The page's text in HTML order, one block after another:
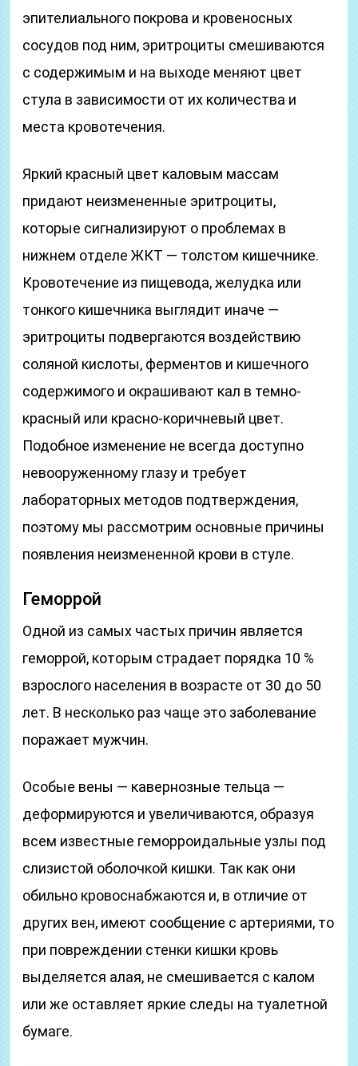
эпителиального покрова и кровеносных
сосудов под ним, эритроциты смешиваются
с содержимым и на выходе меняют цвет
стула в зависимости от их количества и
места кровотечения.
Яркий красный цвет каловым массам
придают неизмененные эритроциты,
которые сигнализируют о проблемах в
нижнем отделе ЖКТ — толстом кишечнике.
Кровотечение из пищевода, желудка или
тонкого кишечника выглядит иначе —
эритроциты подвергаются воздействию
соляной кислоты, ферментов и кишечного
содержимого и окрашивают кал в темно-
красный или красно-коричневый цвет.
Подобное изменение не всегда доступно
невооруженному глазу и требует
лабораторных методов подтверждения,
поэтому мы рассмотрим основные причины
появления неизмененной крови в стуле.
Геморрой
Одной из самых частых причин является
геморрой, которым страдает порядка 10 %
взрослого населения в возрасте от 30 до 50
лет. В несколько раз чаще это заболевание
поражает мужчин.
Особые вены — кавернозные тельца —
деформируются и увеличиваются, образуя
всем известные геморроидальные узлы под
слизистой оболочкой кишки. Так как они
обильно кровоснабжаются и, в отличие от
других вен, имеют сообщение с артериями, то
при повреждении стенки кишки кровь
выделяется алая, не смешивается с калом
или же оставляет яркие следы на туалетной
бумаге.